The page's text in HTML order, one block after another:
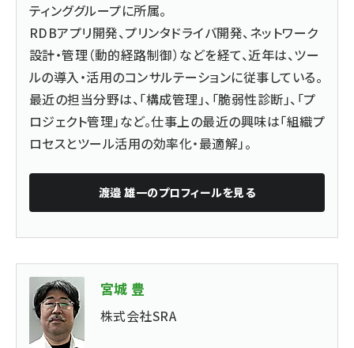
ティンググループに所属。
RDBアプリ開発、プリンタドライバ開発、ネットワーク
設計・管理（動的経路制御）などを経て、近年は、ツー
ルの導入・活用のコンサルテーションに従事している。
最近の担当分野は、「構成管理」、「脆弱性診断」、「プ
ロジェクト管理」など。仕事上の最近の興味は「組織プ
ロセスとツール活用の効率化・最適解」。
渡邉 雄一のプロフィールを見る
宮城 豊
株式会社SRA